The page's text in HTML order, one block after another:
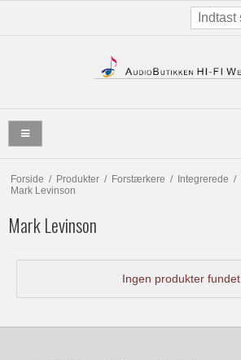
Forside / Produkter / Forstærkere / Integrerede /
Mark Levinson
Mark Levinson
Ingen produkter fundet.